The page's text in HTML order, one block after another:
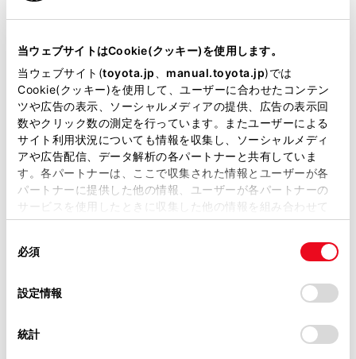
当ウェブサイトはCookie(クッキー)を使用します。
当ウェブサイト(toyota.jp manual.toyota.jp)では
Cookie(クッキー)を使用して、ユーザーに合わせたコンテン
ツや広告の表示、ソーシャルメディアの提供、広告の表示回
数やクリック数の測定を行っています。またユーザーによる
サイト利用状況についても情報を収集し、ソーシャルメディ
アや広告配信、データ解析の各パートナーと共有していま
す。各パートナーは、ここで収集された情報とユーザーが各
パートナーに提供した他の情報、ユーザーが各パートナーの
サービスを使用したときに収集した他の情報を組み合わせて
使用することがあります。当ウェブサイトの使用を続行する
デバイスにすべてのCookie(クッキー)が保存されることに同
意したことになります。Cookie(クッキー)のオプトアウト、
設定の変更、同意を撤回したりするにあたっては、当社の
「Cookie（クッキー）情報の取り扱いについて
」をご覧くだ
必須
設定情報
統計
状況が分かりかねます）
純正部品の品番、価格、取り付
け工賃等の詳細情報（部品の販
売、取り付け等は販売店を窓口
にご相談いただけますと幸いで
す）
トヨタ販売店へのお問い合わせ
等
おクルマに関するお問い合わせ
用意いただくとスムーズな対応